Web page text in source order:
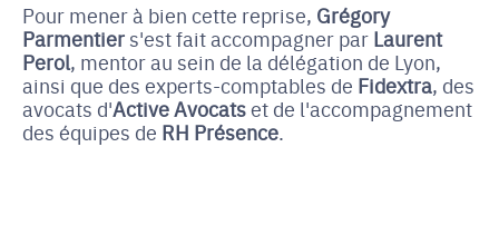
Pour mener à bien cette reprise, Grégory
Parmentier s'est fait accompagner par Laurent
Perol, mentor au sein de la délégation de Lyon,
ainsi que des experts-comptables de Fidextra, des
avocats d'Active Avocatset de l'accompagnement
des équipes de RH Présence.